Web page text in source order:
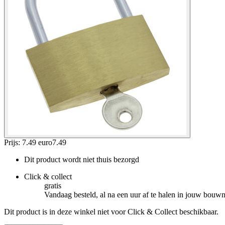
Prijs: 7.49 euro7.49
Dit product wordt niet thuis bezorgd
Click & collect
gratis
Vandaag besteld, al na een uur af te halen in jouw
Dit product is in deze winkel niet voor Click & Collect beschikbaar.